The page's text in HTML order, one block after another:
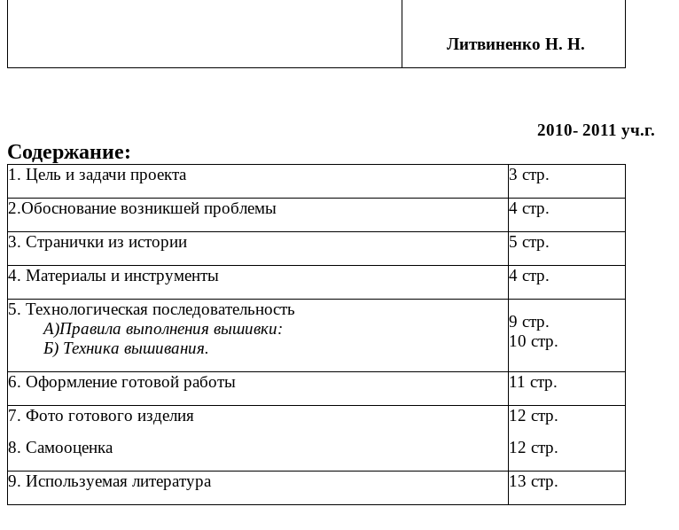
Литвиненко Н. Н.
2010- 2011 уч.г.
Содержание:
1. Цель и задачи проекта
3 стр.
2.Обоснование возникшей проблемы
4 стр.
3. Странички из истории
5 стр.
4. Материалы и инструменты
4 стр.
5. Технологическая последовательность
А)Правила выполнения вышивки:
Б) Техника вышивания.
9 стр.
10 стр.
6. Оформление готовой работы
11 стр.
7. Фото готового изделия
8. Самооценка
12 стр.
12 стр.
9. Используемая литература
13 стр.